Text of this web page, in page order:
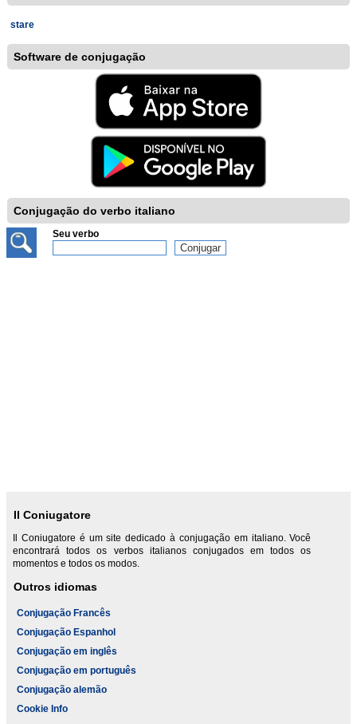
stare
Software de conjugação
Conjugação do verbo italiano
Seu verbo
Il Coniugatore
Il Coniugatore é um site dedicado à conjugação em italiano. Você
encontrará todos os verbos italianos conjugados em todos os
momentos e todos os modos.
Outros idiomas
Conjugação Francês
Conjugação Espanhol
Conjugação em inglês
Conjugação em português
Conjugação alemão
Cookie Info